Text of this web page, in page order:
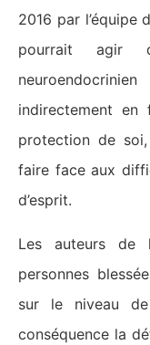
2016 par l’équipe
pourrait agir
indirectement en
protection de
faire face aux
d’esprit.
Les auteurs de
personnes
sur le niveau
conséquence la